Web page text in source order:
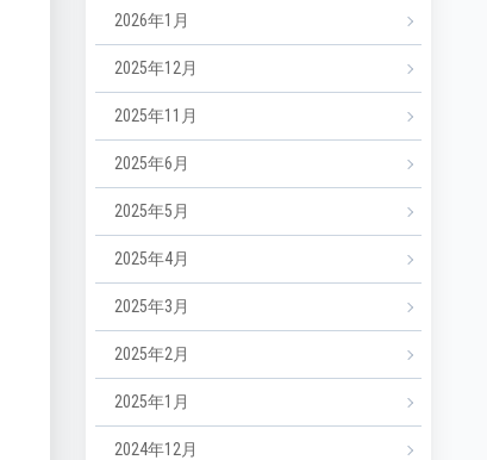
2026年1月
2025年12月
2025年11月
2025年6月
2025年5月
2025年4月
2025年3月
2025年2月
2025年1月
2024年12月